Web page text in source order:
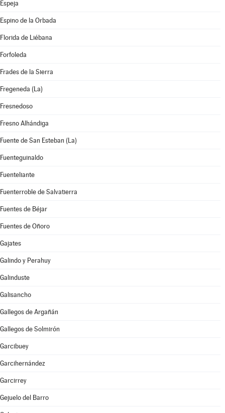
Espeja
Espino de la Orbada
Florida de Liébana
Forfoleda
Frades de la Sierra
Fregeneda (La)
Fresnedoso
Fresno Alhándiga
Fuente de San Esteban (La)
Fuenteguinaldo
Fuenteliante
Fuenterroble de Salvatierra
Fuentes de Béjar
Fuentes de Oñoro
Gajates
Galindo y Perahuy
Galinduste
Galisancho
Gallegos de Argañán
Gallegos de Solmirón
Garcibuey
Garcihernández
Garcirrey
Gejuelo del Barro